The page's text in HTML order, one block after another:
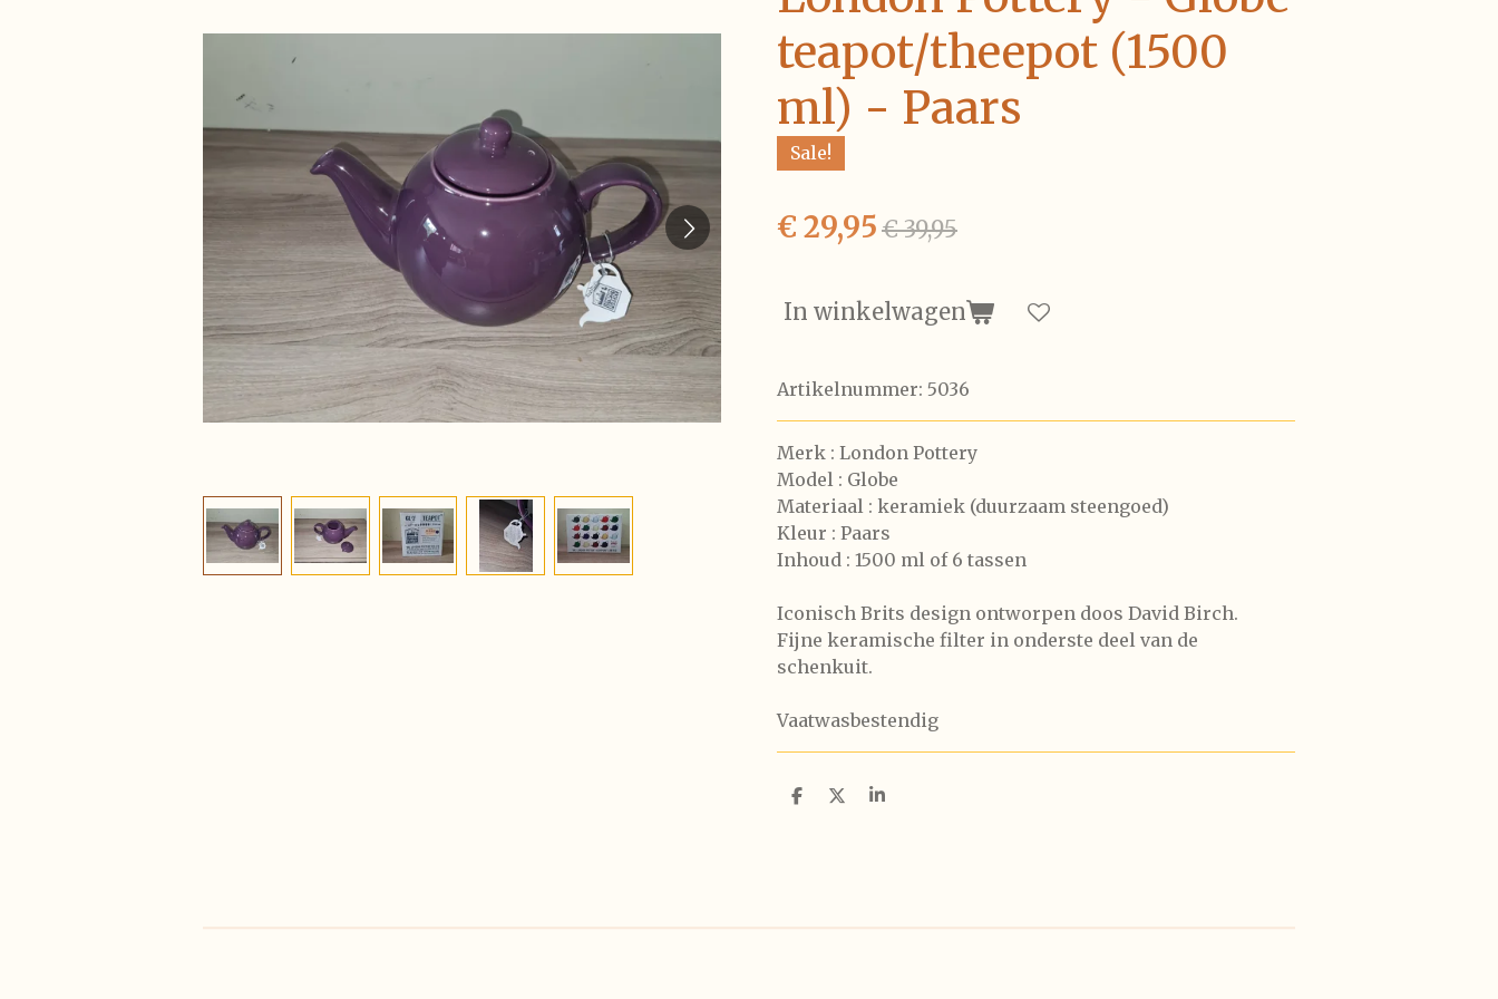
teapot/theepot (1500
ml) - Paars
Sale!
€ 29,95€ 39,95
In winkelwagen
Artikelnummer: 5036
Merk : London Pottery
Model : Globe
Materiaal : keramiek (duurzaam steengoed)
Kleur : Paars
Inhoud : 1500 ml of 6 tassen
Iconisch Brits design ontworpen doos David Birch.
Fijne keramische filter in onderste deel van de
schenkuit.
Vaatwasbestendig
D
D
S